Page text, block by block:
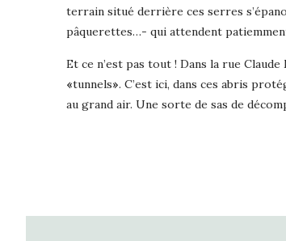
terrain situé derrière ces serres
pâquerettes…- qui attendent
Et ce n’est pas tout ! Dans la rue
«tunnels». C’est ici, dans ces abris
au grand air. Une sorte de sas de